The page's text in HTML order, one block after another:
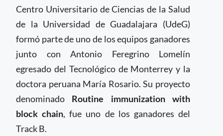
Centro Universitario de Ciencias de la Salud
de la Universidad de Guadalajara (UdeG)
formó parte de uno de los equipos ganadores
junto con Antonio Feregrino Lomelín
egresado del Tecnológico de Monterrey y la
doctora peruana María Rosario. Su proyecto
denominado Routine immunization with
block chain, fue uno de los ganadores del
Track B.